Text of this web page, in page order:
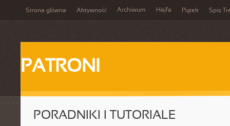
Strona główna Aktywność Archiwum Hajfa Piątek Spis
PATRONI
PORADNIKI I TUTORIALE